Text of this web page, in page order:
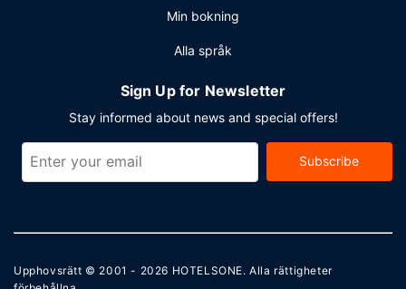
Min bokning
Alla språk
Sign Up for Newsletter
Stay informed about news and special offers!
Subscribe
Upphovsrätt © 2001 - 2026 HOTELSONE. Alla rättigheter